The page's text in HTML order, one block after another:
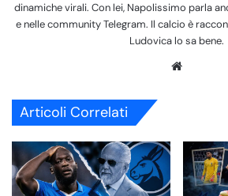
dinamiche virali. Con lei, Napolissimo parla
e nelle community Telegram. Il calcio è
Ludovica lo sa bene.
Articoli Correlati